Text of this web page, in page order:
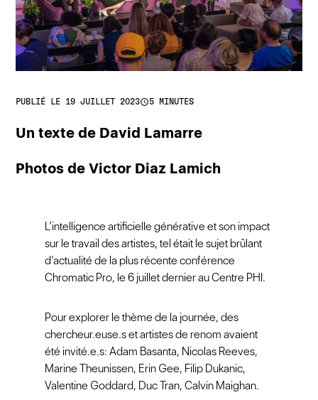
PUBLIÉ LE 19 JUILLET 2023access_time5 MINUTES
Un texte de David Lamarre
Photos de Victor Diaz Lamich
L’intelligence artificielle générative et son impact
sur le travail des artistes, tel était le sujet brûlant
d’actualité de la plus récente conférence
Chromatic Pro, le 6 juillet dernier au Centre PHI.
Pour explorer le thème de la journée, des
chercheur.euse.s et artistes de renom avaient
été invité.e.s: Adam Basanta, Nicolas Reeves,
Marine Theunissen, Erin Gee, Filip Dukanic,
Valentine Goddard, Duc Tran, Calvin Maighan.